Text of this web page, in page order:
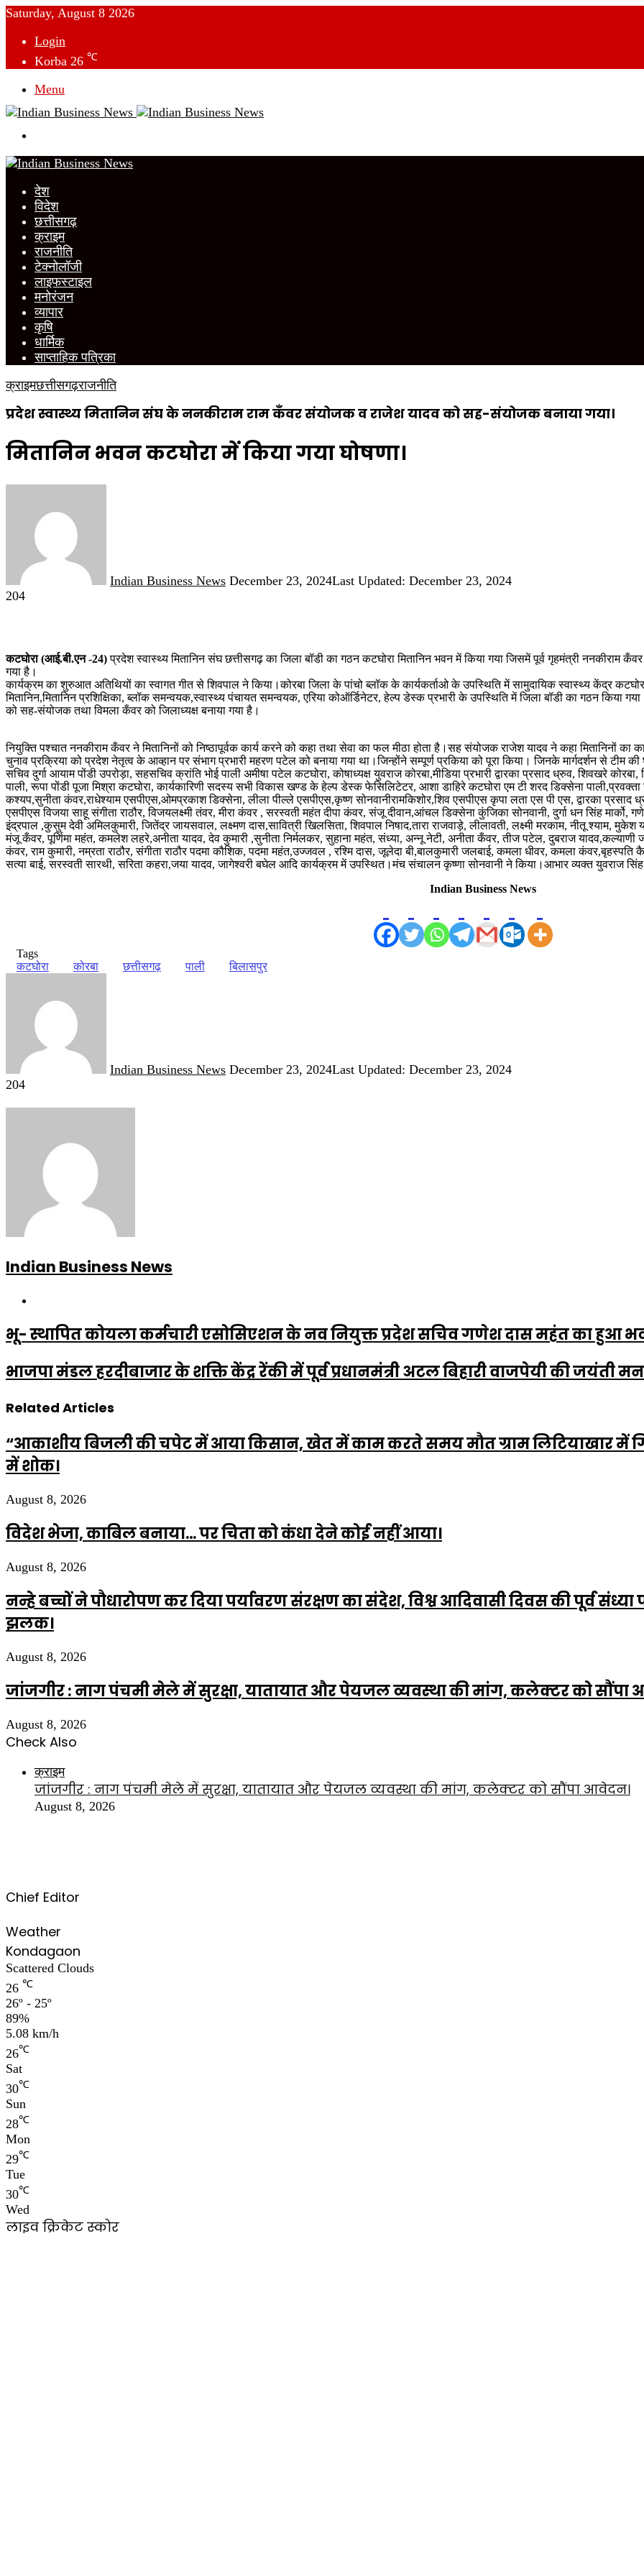
Saturday, August 8 2026
Login
Korba 26 ℃
Menu
देश
विदेश
छत्तीसगढ़
क्राइम
राजनीति
टेक्नोलॉजी
लाइफस्टाइल
मनोरंजन
व्यापार
कृषि
धार्मिक
साप्ताहिक पत्रिका
क्राइमछत्तीसगढ़राजनीति
प्रदेश स्वास्थ्य मितानिन संघ के ननकीराम राम कँवर संयोजक व राजेश यादव को सह-संयोजक बनाया गया।
मितानिन भवन कटघोरा में किया गया घोषणा।
Indian Business News December 23, 2024Last Updated: December 23, 2024
204
कटघोरा (आई.बी.एन -24)प्रदेश स्वास्थ्य मितानिन संघ छत्तीसगढ़ का जिला बॉडी का गठन कटघोरा मितानिन भवन में किया गया जिसमें पूर्व गृहमंत्री ननकीराम
गया है।
कार्यक्रम का शुरुआत अतिथियों का स्वागत गीत से शिवपाल ने किया।कोरबा जिला के पांचो ब्लॉक के कार्यकर्ताओ के उपस्थिति में सामुदायिक स्वास्थ्य केंद्र
मितानिन,मितानिन प्रशिक्षिका, ब्लॉक समन्वयक,स्वास्थ्य पंचायत समन्वयक, एरिया कोऑर्डिनेटर, हेल्प डेस्क प्रभारी के उपस्थिति में जिला बॉडी का गठन किया
को सह-संयोजक तथा विमला कँवर को जिलाध्यक्ष बनाया गया है।
नियुक्ति पश्चात ननकीराम कँवर ने मितानिनों को निष्ठापूर्वक कार्य करने को कहा तथा सेवा का फल मीठा होता है।सह संयोजक राजेश यादव ने कहा मितानिनों का
चुनाव प्रक्रिया को प्रदेश नेतृत्व के आव्हान पर संभाग प्रभारी महरण पटेल को बनाया गया था।जिन्होंने सम्पूर्ण प्रकिया को पूरा किया। जिनके मार्गदर्शन से टीम की
सचिव दुर्गा आयाम पोंडी उपरोड़ा, सहसचिव क्रांति भोई पाली अमीषा पटेल कटघोरा, कोषाध्यक्ष युवराज कोरबा,मीडिया प्रभारी द्वारका प्रसाद ध्रुव, शिवखरे
पाली, रूपा पोंडी पूजा मिश्रा कटघोरा, कार्यकारिणी सदस्य सभी विकास खण्ड के हेल्प डेस्क फेसिलिटेटर, आशा डाहिरे कटघोरा एम टी शरद डिक्सेना
कश्यप,सुनीता कंवर,राधेश्याम एसपीएस,ओमप्रकाश डिक्सेना, लीला पील्ले एसपीएस,कृष्ण सोनवानीरामकिशोर,शिव एसपीएस कृपा लता एस पी एस, द्वारका
एसपीएस विजया साहू संगीता राठौर, विजयलक्ष्मी तंवर, मीरा कंवर , सरस्वती महंत दीपा कंवर, संजू दीवान,आंचल डिक्सेना कुंजिका सोनवानी, दुर्गा धन सिंह मार्को,
इंद्रपाल ,कुसुम देवी अमिलकुमारी, जितेंद्र जायसवाल, लक्ष्मण दास,सावित्री खिलसिता, शिवपाल निषाद,तारा राजवाड़े, लीलावती, लक्ष्मी मरकाम, नीतू श्याम, मुकेश
मंजू कँवर, पूर्णिमा महंत, कमलेश लहरे,अनीता यादव, देव कुमारी ,सुनीता निर्मलकर, सुहाना महंत, संध्या, अन्नू नेटी, अनीता कँवर, तीज पटेल, दुबराज
कंवर, राम कुमारी, नम्रता राठौर, संगीता राठौर पदमा कौशिक, पदमा महंत,उज्जवल , रश्मि दास, जूलेदा बी,बालकुमारी जलबाई, कमला धीवर, कमला
सत्या बाई, सरस्वती सारथी, सरिता कहरा,जया यादव, जागेश्वरी बघेल आदि कार्यक्रम में उपस्थित।मंच संचालन कृष्णा सोनवानी ने किया।आभार व्यक्त युवराज सिंह
Indian Business News
Tags
कटघोरा
कोरबा छत्तीसगढ़ पाली बिलासपुर
Indian Business News December 23, 2024Last Updated: December 23, 2024
204
Indian Business News
भू- स्थापित कोयला कर्मचारी एसोसिएशन के नव नियुक्त प्रदेश सचिव गणेश दास महंत का हुआ
भाजपा मंडल हरदीबाजार के शक्ति केंद्र रेंकी में पूर्व प्रधानमंत्री अटल बिहारी वाजपेयी की जयंती
Related Articles
“आकाशीय बिजली की चपेट में आया किसान, खेत में काम करते समय मौत ग्राम लिटियाखार में
में शोक।
August 8, 2026
विदेश भेजा, काबिल बनाया… पर चिता को कंधा देने कोई नहीं आया।
August 8, 2026
नन्हे बच्चों ने पौधारोपण कर दिया पर्यावरण संरक्षण का संदेश, विश्व आदिवासी दिवस की पूर्व
झलक।
August 8, 2026
जांजगीर : नाग पंचमी मेले में सुरक्षा, यातायात और पेयजल व्यवस्था की मांग, कलेक्टर को सौंपा
August 8, 2026
Check Also
क्राइम
जांजगीर : नाग पंचमी मेले में सुरक्षा, यातायात और पेयजल व्यवस्था की मांग, कलेक्टर को सौंपा आवेदन।
August 8, 2026
Chief Editor
Weather
Kondagaon
Scattered Clouds
26 ℃
26º - 25º
89%
5.08 km/h
26℃
Sat
30℃
Sun
28℃
Mon
29℃
Tue
30℃
Wed
लाइव क्रिकेट स्कोर